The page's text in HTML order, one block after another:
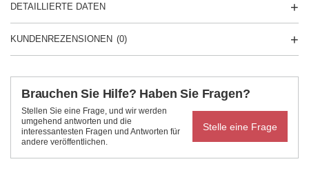
DETAILLIERTE DATEN
KUNDENREZENSIONEN (0)
Brauchen Sie Hilfe? Haben Sie Fragen?
Stellen Sie eine Frage, und wir werden
umgehend antworten und die
interessantesten Fragen und Antworten für
andere veröffentlichen.
Stelle eine Frage